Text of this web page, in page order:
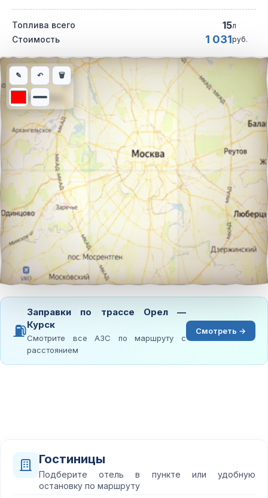
Топлива всего 15л
Стоимость 1 031руб.
Интерактивная карта автомобильного маршрута из города
✎ ↶ 🗑
⛽
Заправки по трассе Орел —
Курск
Смотрите все АЗС по маршруту с
расстоянием
Смотреть →
Гостиницы
Подберите отель в пункте или удобную
остановку по маршруту